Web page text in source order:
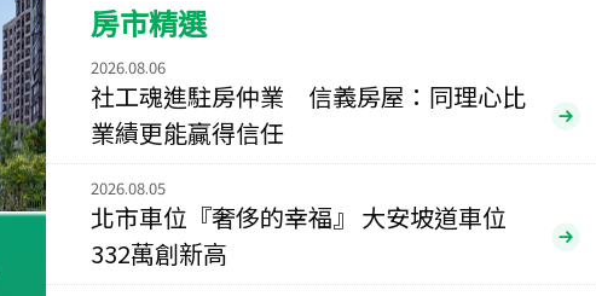
115
新北市永和區環河西路二段
115年07月 成交
央央 5,800萬
115年
小西華 1,938萬
房市精選
2026.08.06
社工魂進駐房仲業 信義房屋：同理心比
業績更能贏得信任
2026.08.05
北市車位『奢侈的幸福』 大安坡道車位
332萬創新高